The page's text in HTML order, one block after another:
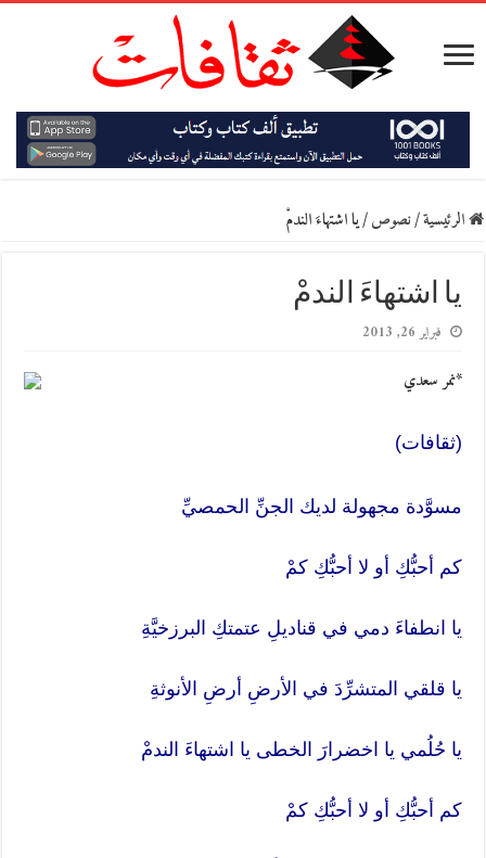
الرئيسية/نصوص/يا اشتهاءَ الندمْ
يا اشتهاءَ الندمْ
فبراير 26, 2013
*نمر سعدي
(ثقافات)
مسوَّدة مجهولة لديك الجنِّ الحمصيِّ
كم أحبُّكِ أو لا أحبُّكِ كمْ
يا انطفاءَ دمي في قناديلِ عتمتكِ البرزخيَّةِ
يا قلقي المتشرِّدَ في الأرضِ أرضِ الأنوثةِ
يا حُلُمي يا اخضرارَ الخطى يا اشتهاءَ الندمْ
كم أحبُّكِ أو لا أحبُّكِ كمْ